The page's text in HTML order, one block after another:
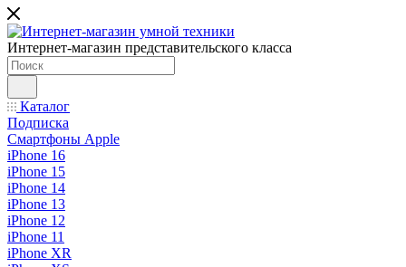
Интернет-магазин представительского класса
Каталог
Подписка
Смартфоны Apple
iPhone 16
iPhone 15
iPhone 14
iPhone 13
iPhone 12
iPhone 11
iPhone XR